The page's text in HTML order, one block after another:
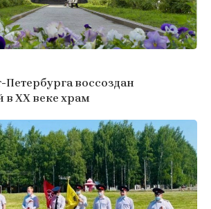
Петербурга воссоздан
XX веке храм